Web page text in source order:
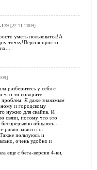
[22-11-2009]
уметь пользоватса!А
точку!Версия просто
разберитесь у себя с
что-то говорите.
проблем. Я даже знакомым
и городскому
нужно для скайпа. И
связи, потому что это
беспрерывно общаюсь -
равно зависит от
пользуюсь и
очень удобно и
еще с бета-версии 4-ки,